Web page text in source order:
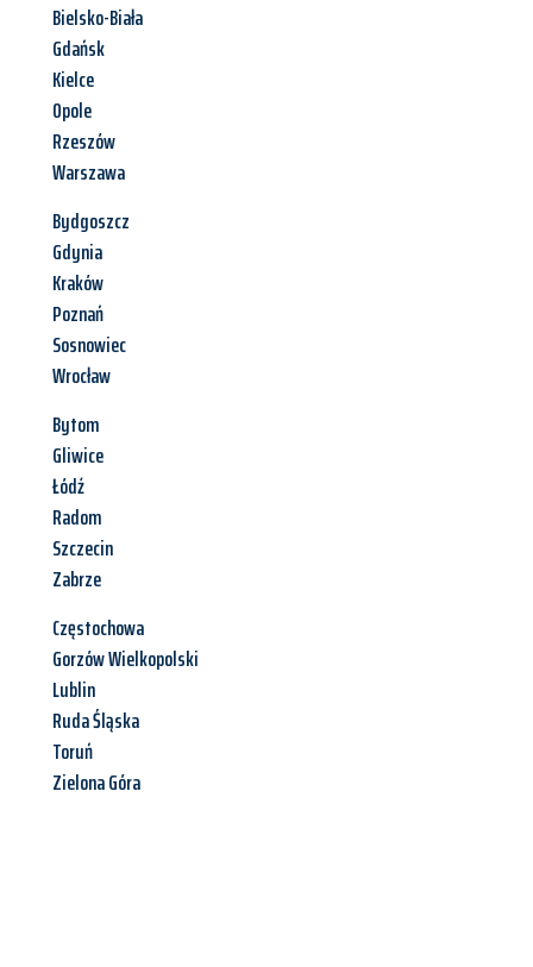
Bielsko-Biała
Gdańsk
Kielce
Opole
Rzeszów
Warszawa
Bydgoszcz
Gdynia
Kraków
Poznań
Sosnowiec
Wrocław
Bytom
Gliwice
Łódź
Radom
Szczecin
Zabrze
Częstochowa
Gorzów Wielkopolski
Lublin
Ruda Śląska
Toruń
Zielona Góra